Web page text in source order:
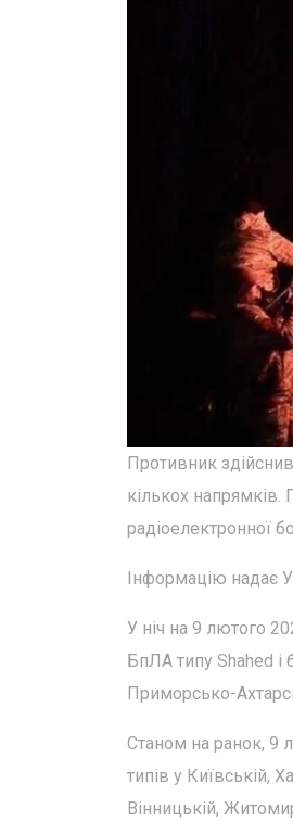
Противник
кількох напрямків.
радіоелектронної
Інформацію надає
У ніч на 9 лютого
БпЛА типу Shahed і
Приморсько-
Станом на ранок, 9
типів у Київській,
Вінницькій,